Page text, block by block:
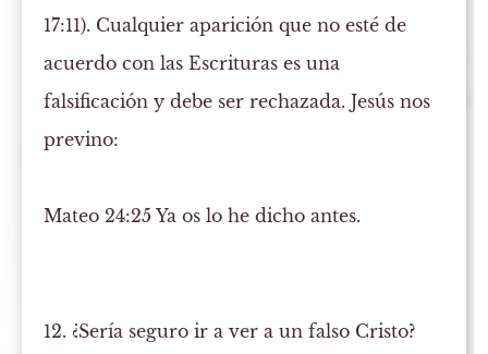
17:11). Cualquier aparición que no esté de
acuerdo con las Escrituras es una
falsificación y debe ser rechazada. Jesús nos
previno:
Mateo 24:25 Ya os lo he dicho antes.
12. ¿Sería seguro ir a ver a un falso Cristo?